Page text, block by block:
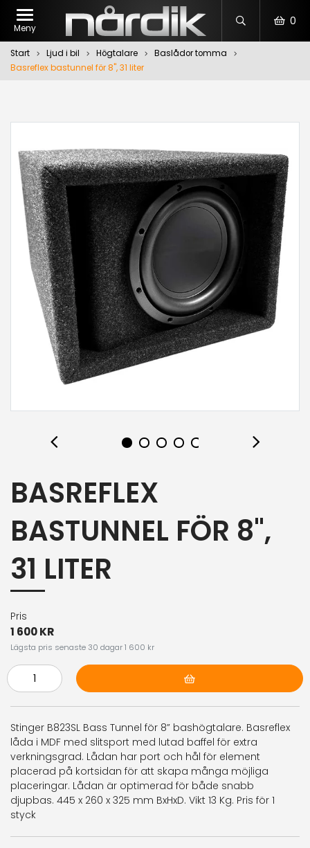
Start Ljud i bil Högtalare
Baslådor tomma
Basreflex bastunnel för 8", 31 liter
BASREFLEX
BASTUNNEL FÖR 8",
31 LITER
Pris
1 600 KR
Lägsta pris senaste 30 dagar 1 600 kr
Lägg i varukorg
Stinger B823SL Bass Tunnel för 8” bashögtalare. Basreflex
låda i MDF med slitsport med lutad baffel för extra
verkningsgrad. Lådan har port och hål för element
placerad på kortsidan för att skapa många möjliga
placeringar. Lådan är optimerad för både snabb
djupbas. 445 x 260 x 325 mm BxHxD. Vikt 13 Kg. Pris för 1
styck
Meny
0